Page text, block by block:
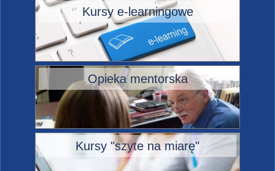
Kursy e-learningowe
Opieka mentorska
Kursy "szyte na miarę"